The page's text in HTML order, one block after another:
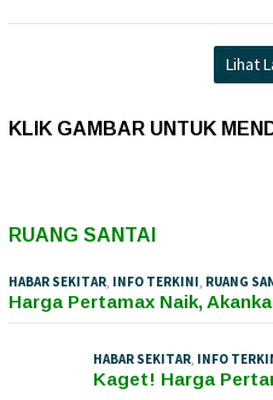
Lihat
KLIK GAMBAR UNTUK
RUANG SANTAI
HABAR SEKITAR, INFO TERKINI, RUANG
Harga Pertamax Naik,
HABAR SEKITAR, INFO
Kaget! Harga